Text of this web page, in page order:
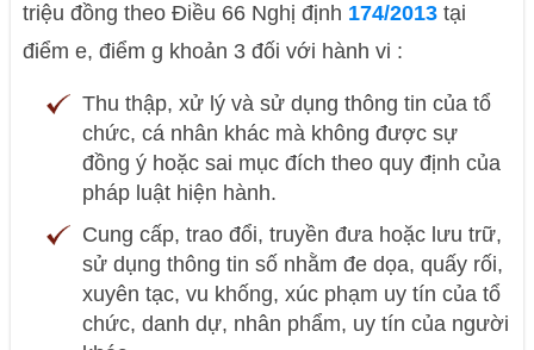
triệu đồng theo Điều 66 Nghị định 174/2013 tại
điểm e, điểm g khoản 3 đối với hành vi :
Thu thập, xử lý và sử dụng thông tin của tổ
chức, cá nhân khác mà không được sự
đồng ý hoặc sai mục đích theo quy định của
pháp luật hiện hành.
Cung cấp, trao đổi, truyền đưa hoặc lưu trữ,
sử dụng thông tin số nhằm đe dọa, quấy rối,
xuyên tạc, vu khống, xúc phạm uy tín của tổ
chức, danh dự, nhân phẩm, uy tín của người